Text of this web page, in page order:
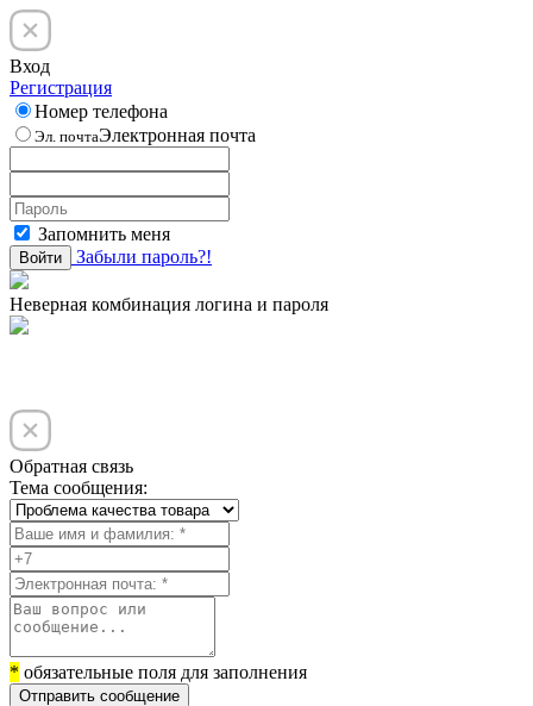
Вход
Регистрация
Номер телефона
Эл. почтаЭлектронная почта
Запомнить меня
Войти Забыли пароль?!
Неверная комбинация логина и пароля
Обратная связь
Тема сообщения:
* обязательные поля для заполнения
Отправить сообщение